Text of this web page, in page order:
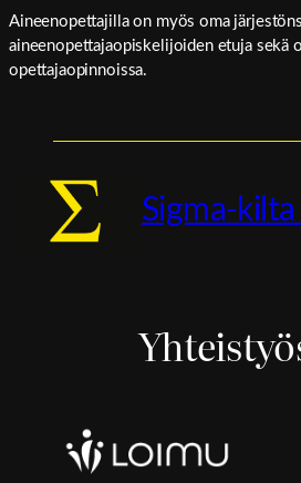
Aineenopettajilla on myös oma
aineenopettajaopiskelijoiden etuja sekä
opettajaopinnoissa.
Sigma-